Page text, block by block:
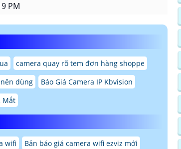
PM
camera quay rõ tem đơn hàng shoppe
dùng
Báo Giá Camera IP Kbvision
Mắt
wifi
Bản báo giá camera wifi ezviz mới